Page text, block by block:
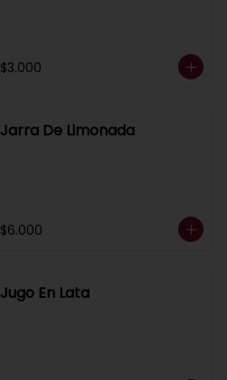
$3.000
Jarra De Limonada
$6.000
Jugo En Lata